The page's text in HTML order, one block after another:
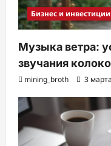
Бизнес и инвестиции
Музыка ветра:
звучания
mining_broth 3